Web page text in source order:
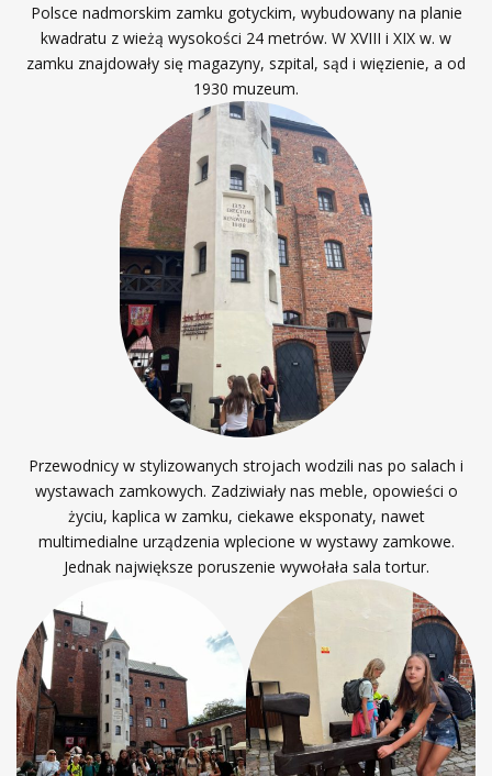
Polsce nadmorskim zamku gotyckim, wybudowany na planie
kwadratu z wieżą wysokości 24 metrów. W XVIII i XIX w. w
zamku znajdowały się magazyny, szpital, sąd i więzienie, a od
1930 muzeum.
Przewodnicy w stylizowanych strojach wodzili nas po salach i
wystawach zamkowych. Zadziwiały nas meble, opowieści o
życiu, kaplica w zamku, ciekawe eksponaty, nawet
multimedialne urządzenia wplecione w wystawy zamkowe.
Jednak największe poruszenie wywołała sala tortur.